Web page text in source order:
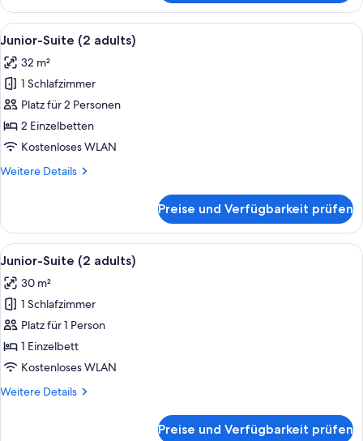
(Prestige)
(2
adults)
Alle
Fotos
für
Junior-
Suite
(2
adults)
Ein modernes Hotelzimmer mit
4
Junior-Suite (2 adults)
32 m²
1 Schlafzimmer
Platz für 2 Personen
2 Einzelbetten
Kostenloses WLAN
Weitere Details
Weitere
Suite
(2
adults)
Preise und Verfügbarkeit prüfen
Alle
Fotos
für
Junior-
Suite
(2
adults)
Ein modernes Hotelzimmer mit
4
Junior-Suite (2 adults)
30 m²
1 Schlafzimmer
Platz für 1 Person
1 Einzelbett
Kostenloses WLAN
Weitere Details
Weitere
Preise und Verfügbarkeit prüfen